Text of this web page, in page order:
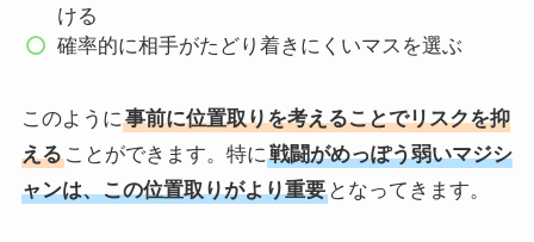
ける
確率的に相手がたどり着きにくいマスを選ぶ
このように事前に位置取りを考えることでリスクを抑
えることができます。特に戦闘がめっぽう弱いマジシ
ャンは、この位置取りがより重要となってきます。